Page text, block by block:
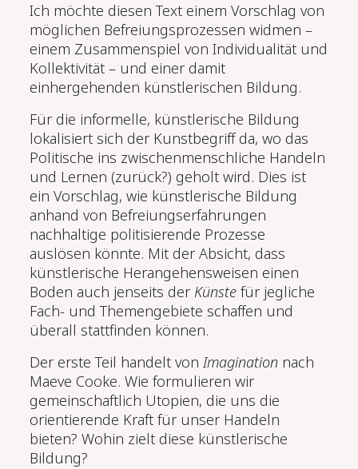
Ich möchte diesen Text einem Vorschlag von
möglichen Befreiungsprozessen widmen –
einem Zusammenspiel von Individualität und
Kollektivität – und einer damit
einhergehenden künstlerischen Bildung.
Für die informelle, künstlerische Bildung
lokalisiert sich der Kunstbegriff da, wo das
Politische ins zwischenmenschliche Handeln
und Lernen (zurück?) geholt wird. Dies ist
ein Vorschlag, wie künstlerische Bildung
anhand von Befreiungserfahrungen
nachhaltige politisierende Prozesse
auslösen könnte. Mit der Absicht, dass
künstlerische Herangehensweisen einen
Boden auch jenseits der Künstefür jegliche
Fach- und Themengebiete schaffen und
überall stattfinden können.
Der erste Teil handelt vonImagination nach
Maeve Cooke. Wie formulieren wir
gemeinschaftlich Utopien, die uns die
orientierende Kraft für unser Handeln
bieten? Wohin zielt diese künstlerische
Bildung?